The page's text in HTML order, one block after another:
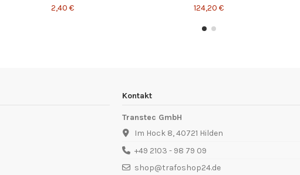
2,40 €
124,20 €
Kontakt
Transtec GmbH
Im Hock 8, 40721 Hilden
+49 2103 - 98 79 09
shop@trafoshop24.de